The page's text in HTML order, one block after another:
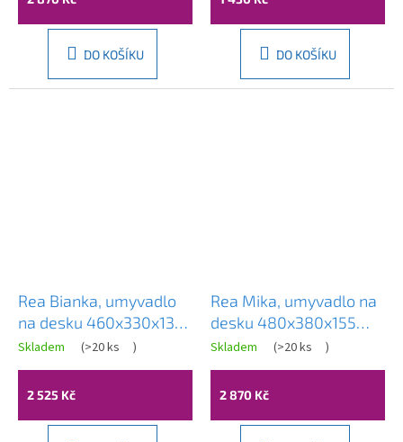
DO KOŠÍKU DO KOŠÍKU
Rea Bianka, umyvadlo
na desku 460x330x130
mm, imitace kamene,
REA-U0628
Skladem (>20 ks )
2 525 Kč
Rea Mika, umyvadlo na
desku 480x380x155
mm, imitace kamene,
REA-U4333
Skladem (>20 ks )
2 870 Kč